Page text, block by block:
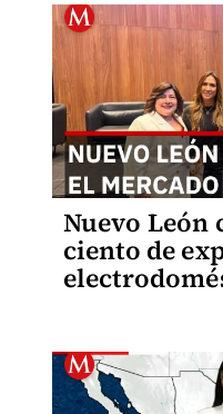
Nuevo
ciento de